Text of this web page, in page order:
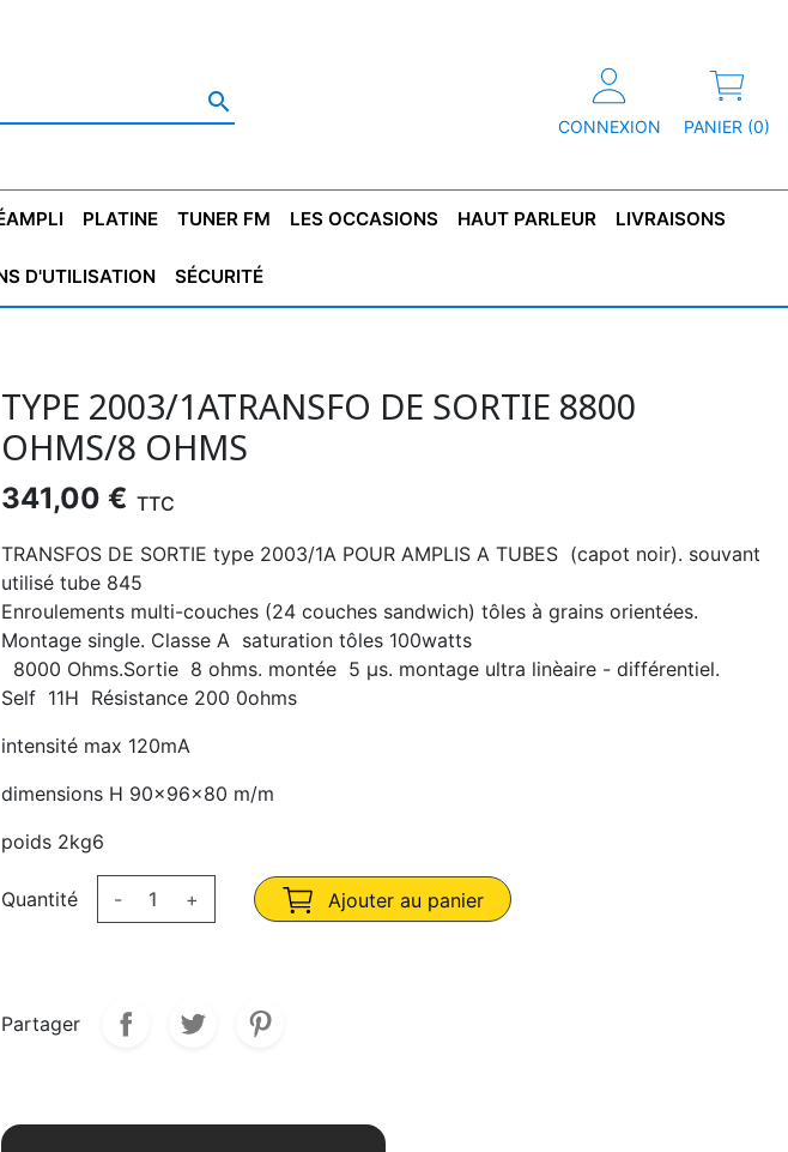

CONNEXION PANIER (0)
PLATINE TUNER FM LES OCCASIONS HAUT PARLEUR LIVRAISONS
D'UTILISATION SÉCURITÉ
TYPE 2003/1ATRANSFO DE SORTIE 8800
OHMS/8 OHMS
341,00 € TTC
TRANSFOS DE SORTIE type 2003/1A POUR AMPLIS A TUBES (capot noir). souvant
utilisé tube 845
Enroulements multi-couches (24 couches sandwich) tôles à grains orientées.
Montage single. Classe A saturation tôles 100watts
8000 Ohms.Sortie 8 ohms. montée 5 µs. montage ultra linèaire - différentiel.
Self 11H Résistance 200 0ohms
intensité max 120mA
dimensions H 90x96x80 m/m
poids 2kg6
Quantité - + Ajouter au panier
Partager